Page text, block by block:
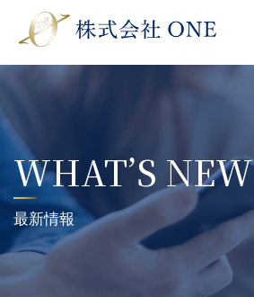
WHAT’S NEW
最新情報